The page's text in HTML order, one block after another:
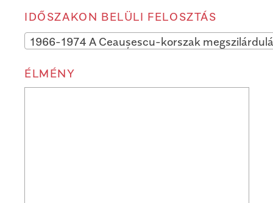
IDŐSZAKON BELÜLI FELOSZTÁS
1966-1974 A Ceaușescu-korszak
ÉLMÉNY